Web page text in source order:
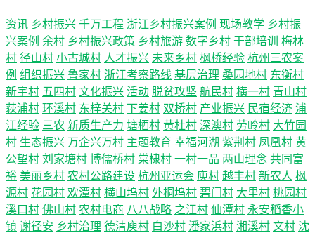
资讯 乡村振兴 千万工程 浙江乡村振兴案例 现场教学 乡村振
兴案例 余村 乡村振兴政策 乡村旅游 数字乡村 干部培训
梅林
村 径山村 小古城村 人才振兴 未来乡村 枫桥经验 杭州三农案
例 组织振兴 鲁家村 浙江考察路线 基层治理 桑园地村 东衡村
新宇村 五四村 文化振兴 活动 脱贫攻坚 航民村 横一村 青山村
荻浦村 环溪村 东梓关村 下姜村 双桥村 产业振兴 民宿经济 浦
江经验 三农 新质生产力 塘栖村 黄杜村 深澳村 劳岭村 大竹园
村 生态振兴 万企兴万村 主题教育 幸福河湖 紫荆村 凤凰村 黄
公望村 刘家塘村 博儒桥村 棠棣村 一村一品 两山理念 共同富
裕 美丽乡村 农村公路建设 杭州亚运会 庾村 越丰村 新农人 枫
源村 花园村 欢潭村 横山坞村 外桐坞村 碧门村 大里村 桃园村
溪口村 佛山村 农村电商 八八战略 之江村 仙潭村 永安稻香小
镇 谢径安 乡村治理 德清庾村 白沙村 潘家浜村 湘溪村 文村 沈